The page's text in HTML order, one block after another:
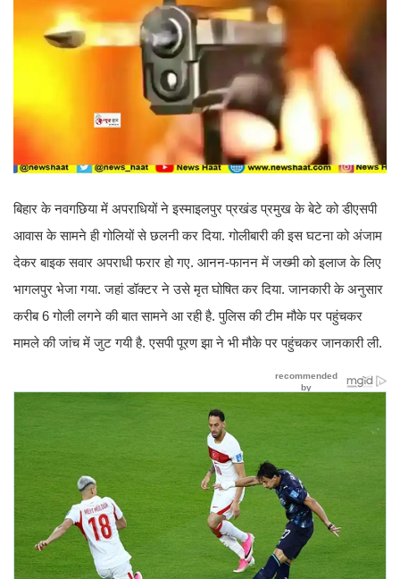
बिहार के नवगछिया में अपराधियों ने इस्माइलपुर प्रखंड प्रमुख के बेटे को डीएसपी
आवास के सामने ही गोलियों से छलनी कर दिया. गोलीबारी की इस घटना को अंजाम
देकर बाइक सवार अपराधी फरार हो गए. आनन-फानन में जख्मी को इलाज के लिए
भागलपुर भेजा गया. जहां डॉक्टर ने उसे मृत घोषित कर दिया. जानकारी के अनुसार
करीब 6 गोली लगने की बात सामने आ रही है. पुलिस की टीम मौके पर पहुंचकर
मामले की जांच में जुट गयी है. एसपी पूरण झा ने भी मौके पर पहुंचकर जानकारी ली.